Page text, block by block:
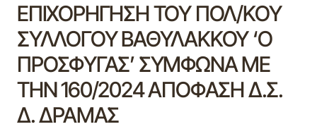
ΕΠΙΧΟΡΗΓΗΣΗ ΤΟΥ ΠΟΛ/ΚΟΥ
ΣΥΛΛΟΓΟΥ ΒΑΘΥΛΑΚΚΟΥ ‘Ο
ΠΡΟΣΦΥΓΑΣ’ ΣΥΜΦΩΝΑ ΜΕ
ΤΗΝ 160/2024 ΑΠΟΦΑΣΗ Δ.Σ.
Δ. ΔΡΑΜΑΣ